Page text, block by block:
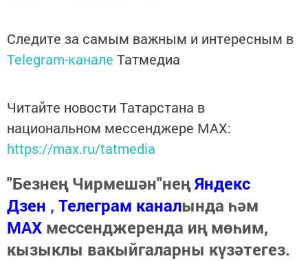
Следите за самым важным и интересным в
Telegram-канале Татмедиа
Читайте новости Татарстана в
национальном мессенджере MАХ:
https://max.ru/tatmedia
"Безнең Чирмешән"неңЯндекс
Дзен , Телеграм каналында һәм
МАХ мессенджеренда иң мөһим,
кызыклы вакыйгаларны күзәтегез.